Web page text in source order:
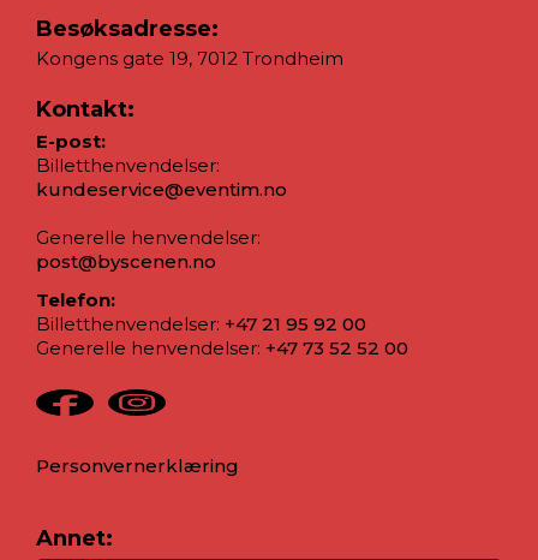
Besøksadresse:
Kongens gate 19, 7012 Trondheim
Kontakt:
E-post:
Billetthenvendelser:
kundeservice@eventim.no
Generelle henvendelser:
post@byscenen.no
Telefon:
Billetthenvendelser: +47 21 95 92 00
Generelle henvendelser: +47 73 52 52 00
Personvernerklæring
Annet: